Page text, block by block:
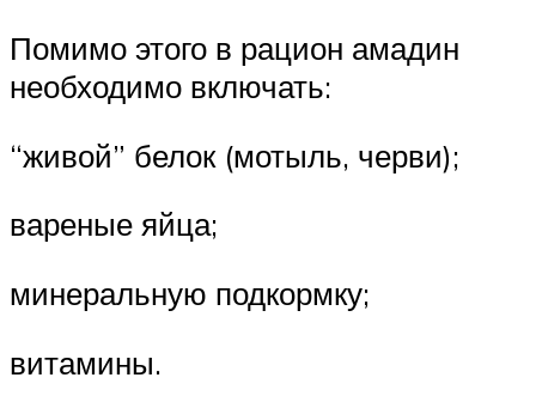
Помимо этого в рацион амадин
необходимо включать:
“живой” белок (мотыль, черви);
вареные яйца;
минеральную подкормку;
витамины.